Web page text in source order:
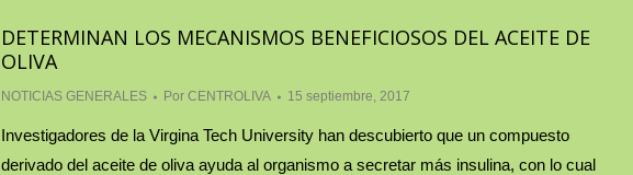
DETERMINAN LOS MECANISMOS BENEFICIOSOS DEL ACEITE DE
OLIVA
NOTICIAS GENERALES Por CENTROLIVA 15 septiembre, 2017
Investigadores de la Virgina Tech University han descubierto que un compuesto
derivado del aceite de oliva ayuda al organismo a secretar más insulina, con lo cual